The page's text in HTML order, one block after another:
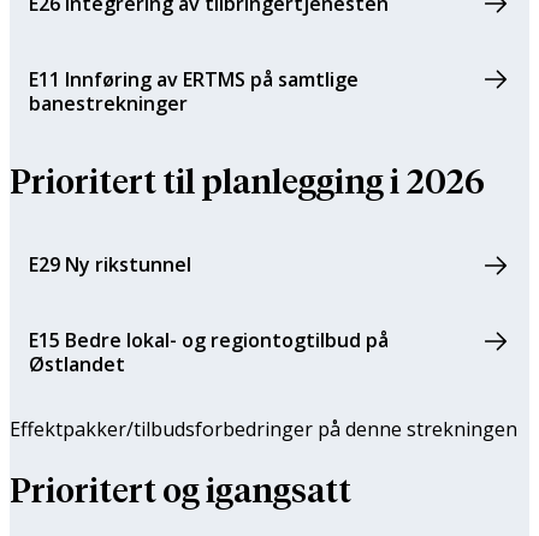
E11 Innføring av ERTMS på samtlige
banestrekninger
Prioritert til planlegging i 2026
E29 Ny rikstunnel
E15 Bedre lokal- og regiontogtilbud på
Østlandet
Effektpakker/tilbuds­forbedringer på denne strekningen
Prioritert og igangsatt